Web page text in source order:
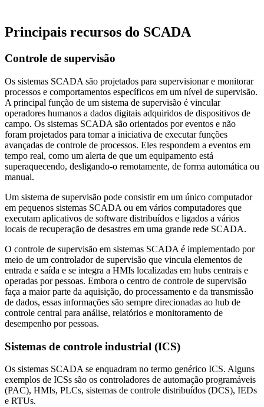
Principais recursos do SCADA
Controle de supervisão
Os sistemas SCADA são projetados para supervisionar e monitorar
processos e comportamentos específicos em um nível de supervisão.
A principal função de um sistema de supervisão é vincular
operadores humanos a dados digitais adquiridos de dispositivos de
campo. Os sistemas SCADA são orientados por eventos e não
foram projetados para tomar a iniciativa de executar funções
avançadas de controle de processos. Eles respondem a eventos em
tempo real, como um alerta de que um equipamento está
superaquecendo, desligando-o remotamente, de forma automática ou
manual.
Um sistema de supervisão pode consistir em um único computador
em pequenos sistemas SCADA ou em vários computadores que
executam aplicativos de software distribuídos e ligados a vários
locais de recuperação de desastres em uma grande rede SCADA.
O controle de supervisão em sistemas SCADA é implementado por
meio de um controlador de supervisão que vincula elementos de
entrada e saída e se integra a HMIs localizadas em hubs centrais e
operadas por pessoas. Embora o centro de controle de supervisão
faça a maior parte da aquisição, do processamento e da transmissão
de dados, essas informações são sempre direcionadas ao hub de
controle central para análise, relatórios e monitoramento de
desempenho por pessoas.
Sistemas de controle industrial (ICS)
Os sistemas SCADA se enquadram no termo genérico ICS. Alguns
exemplos de ICSs são os controladores de automação programáveis
(PAC), HMIs, PLCs, sistemas de controle distribuídos (DCS), IEDs
e RTUs.